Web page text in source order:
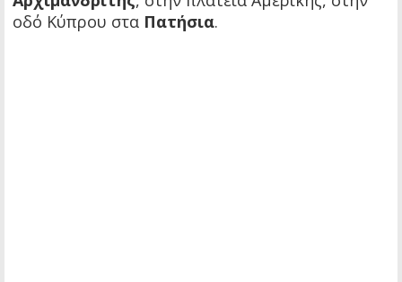
οδό Κύπρου στα Πατήσια.